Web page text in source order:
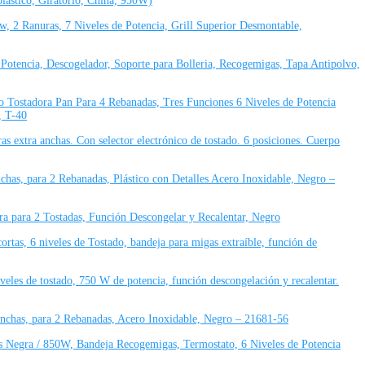
2 Ranuras, 7 Niveles de Potencia, Grill Superior Desmontable,
Descogelador, Soporte para Bolleria, Recogemigas, Tapa Antipolvo,
Pan Para 4 Rebanadas, Tres Funciones 6 Niveles de Potencia
T-40
extra anchas. Con selector electrónico de tostado. 6 posiciones. Cuerpo
para 2 Rebanadas, Plástico con Detalles Acero Inoxidable, Negro –
para 2 Tostadas, Función Descongelar y Recalentar, Negro
6 niveles de Tostado, bandeja para migas extraíble, función de
de tostado, 750 W de potencia, función descongelación y recalentar.
para 2 Rebanadas, Acero Inoxidable, Negro – 21681-56
/ 850W, Bandeja Recogemigas, Termostato, 6 Niveles de Potencia